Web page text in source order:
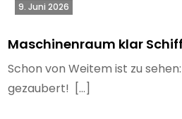
9. Juni 2026
Maschinenraum klar
Schon von Weitem ist zu
gezaubert! […]